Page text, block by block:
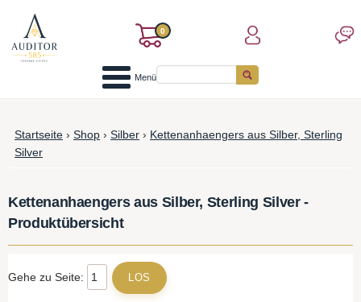
0
Menü
Startseite › Shop › Silber › Kettenanhaengers aus Silber, Sterling
Silver
Kettenanhaengers aus Silber, Sterling Silver -
Produktübersicht
Gehe zu Seite: